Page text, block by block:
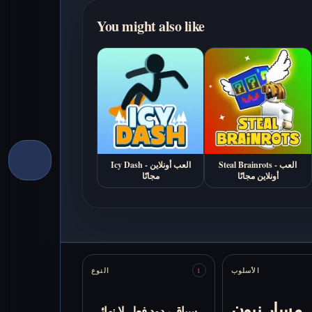
You might also like
Icy Dash - العب أونلاين
مجانًا
Steal Brainrots - العب
أونلاين مجانًا
Stats
النوع 1 الأسلوب